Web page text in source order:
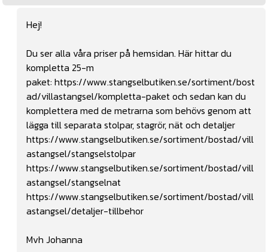
Hej!
Du ser alla våra priser på hemsidan. Här hittar du
kompletta 25-m
paket: https://www.stangselbutiken.se/sortiment/bost
ad/villastangsel/kompletta-paketoch sedan kan du
komplettera med de metrarna som behövs genom att
lägga till separata stolpar, stagrör, nät och detaljer
https://www.stangselbutiken.se/sortiment/bostad/vill
astangsel/stangselstolpar
https://www.stangselbutiken.se/sortiment/bostad/vill
astangsel/stangselnat
https://www.stangselbutiken.se/sortiment/bostad/vill
astangsel/detaljer-tillbehor
Mvh Johanna